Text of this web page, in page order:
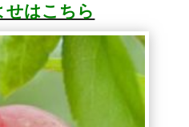
はこちら